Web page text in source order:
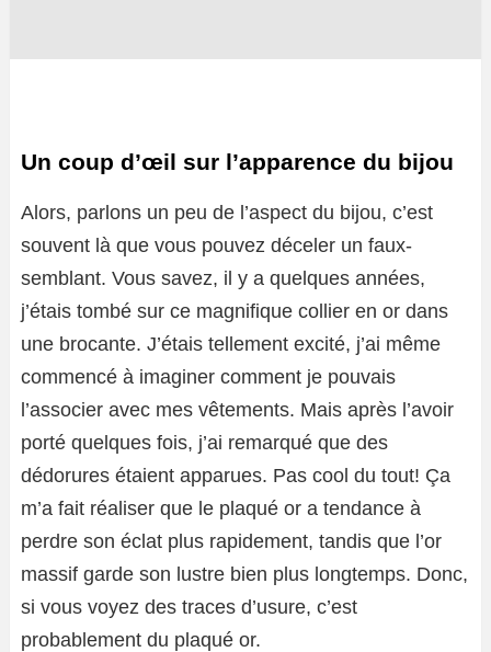
Un coup d’œil sur l’apparence du bijou
Alors, parlons un peu de l’aspect du bijou, c’est
souvent là que vous pouvez déceler un faux-
semblant. Vous savez, il y a quelques années,
j’étais tombé sur ce magnifique collier en or dans
une brocante. J’étais tellement excité, j’ai même
commencé à imaginer comment je pouvais
l’associer avec mes vêtements. Mais après l’avoir
porté quelques fois, j’ai remarqué que des
dédorures étaient apparues. Pas cool du tout! Ça
m’a fait réaliser que le plaqué or a tendance à
perdre son éclat plus rapidement, tandis que l’or
massif garde son lustre bien plus longtemps. Donc,
si vous voyez des traces d’usure, c’est
probablement du plaqué or.